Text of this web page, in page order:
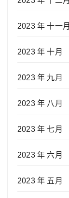
2023 年 十一月
2023 年 十月
2023 年 九月
2023 年 八月
2023 年 七月
2023 年 六月
2023 年 五月